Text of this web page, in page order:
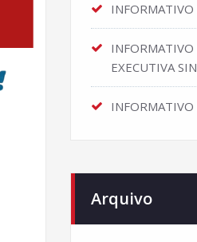
EXECUTIVA
Arquivo